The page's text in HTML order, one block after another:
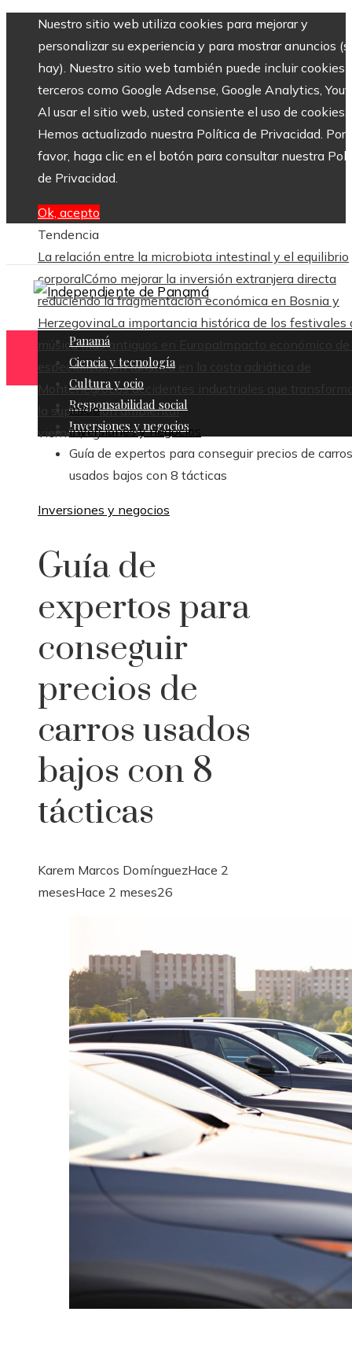
Nuestro sitio web utiliza cookies para mejorar y
personalizar su experiencia y para mostrar anuncios
hay). Nuestro sitio web también puede incluir cookies
terceros como Google Adsense, Google Analytics,
Al usar el sitio web, usted consiente el uso de cookies.
Hemos actualizado nuestra Política de Privacidad. Por
favor, haga clic en el botón para consultar nuestra
de Privacidad.
Ok, acepto
Tendencia
La relación entre la microbiota intestinal y el equilibrio
corporalCómo mejorar la inversión extranjera directa
reduciendo la fragmentación económica en Bosnia y
HerzegovinaLa importancia histórica de los festivales
música más antiguos en Europa
Impacto económico
especialización turística en la costa adriática de
MontenegroLos accidentes industriales que
la supervisión ambiental
viernes, agosto 7
Panamá
Ciencia y tecnología
Cultura y ocio
Responsabilidad social
Inversiones y negocios
Inicio
Inversiones y negocios
Guía de expertos para conseguir precios de carros
usados bajos con 8 tácticas
Inversiones y negocios
Guía de
expertos para
conseguir
precios de
carros usados
bajos con 8
tácticas
Karem Marcos DomínguezHace 2
mesesHace 2 meses26